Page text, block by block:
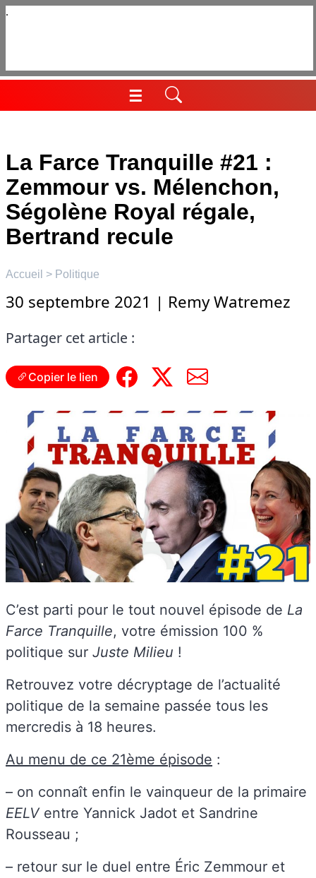
Aller
☰
Menu
La Farce Tranquille #21 :
Zemmour vs. Mélenchon,
Ségolène Royal régale,
Bertrand recule
Accueil > Politique
30 septembre 2021 | Remy Watremez
Partager cet article :
Copier le lien
C’est parti pour le tout nouvel épisode de La
Farce Tranquille, votre émission 100 %
politique sur Juste Milieu !
Retrouvez votre décryptage de l’actualité
politique de la semaine passée tous les
mercredis à 18 heures.
Au menu de ce 21ème épisode :
– on connaît enfin le vainqueur de la primaire
EELVentre Yannick Jadot et Sandrine
Rousseau ;
– retour sur le duel entre Éric Zemmour et